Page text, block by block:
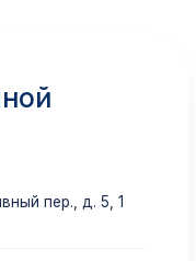
пер., д. 5, 1